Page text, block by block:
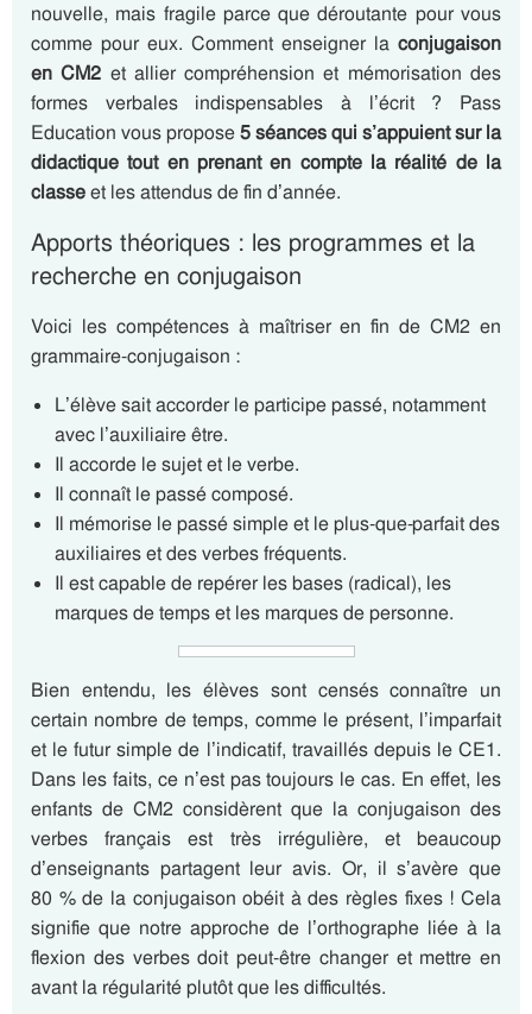
nouvelle, mais fragile parce que déroutante pour vous
comme pour eux. Comment enseigner la conjugaison
en CM2 et allier compréhension et mémorisation des
formes verbales indispensables à l’écrit ? Pass
Education vous propose5 séances qui s’appuient sur la
didactique tout en prenant en compte la réalité de la
classeet les attendus de fin d’année.
Apports théoriques : les programmes et la
recherche en conjugaison
Voici les compétences à maîtriser en fin de CM2 en
grammaire-conjugaison :
L’élève sait accorder le participe passé, notamment
avec l’auxiliaire être.
Il accorde le sujet et le verbe.
Il connaît le passé composé.
Il mémorise le passé simple et le plus-que-parfait des
auxiliaires et des verbes fréquents.
Il est capable de repérer les bases (radical), les
marques de temps et les marques de personne.
Bien entendu, les élèves sont censés connaître un
certain nombre de temps, comme le présent, l’imparfait
et le futur simple de l’indicatif, travaillés depuis le CE1.
Dans les faits, ce n’est pas toujours le cas. En effet, les
enfants de CM2 considèrent que la conjugaison des
verbes français est très irrégulière, et beaucoup
d’enseignants partagent leur avis. Or, il s’avère que
80 % de la conjugaison obéit à des règles fixes ! Cela
signifie que notre approche de l’orthographe liée à la
flexion des verbes doit peut-être changer et mettre en
avant la régularité plutôt que les difficultés.